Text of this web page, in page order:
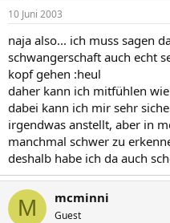
10 Juni 2003
naja also... ich muss sagen
schwangerschaft auch echt
kopf gehen :heul
daher kann ich mitfühlen
dabei kann ich mir sehr
irgendwas anstellt, aber in
manchmal schwer zu
deshalb habe ich da auch
M mcminni
Guest